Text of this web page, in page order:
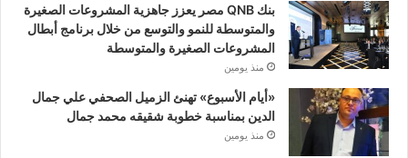
بنك QNB مصر يعزز جاهزية المشروعات الصغيرة
والمتوسطة للنمو والتوسع من خلال برنامج أبطال
المشروعات الصغيرة والمتوسطة
منذ يومين
«أيام الأسبوع» تهنئ الزميل الصحفي علي جمال
الدين بمناسبة خطوبة شقيقه محمد جمال
منذ يومين